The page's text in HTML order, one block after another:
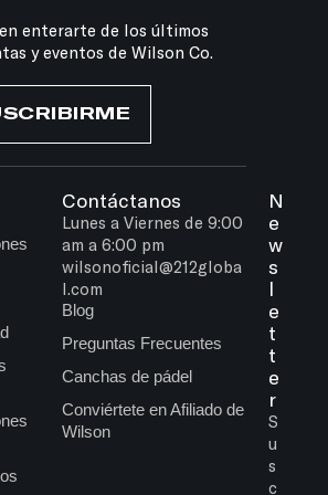
enterarte de los últimos
y eventos de Wilson Co.
Contáctanos
Lunes a Viernes de 9:00
am a 6:00 pm
wilsonoficial@212globa
l.com
Blog
Preguntas Frecuentes
Canchas de pádel
Conviértete en Afiliado de
Wilson
N
e
w
s
l
e
t
t
e
r
S
u
s
c